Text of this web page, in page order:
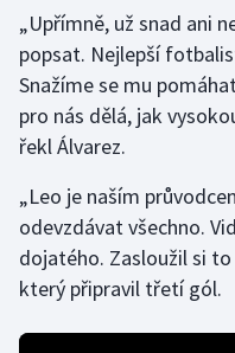
„Upřímně, už snad ani
popsat. Nejlepší
Snažíme se mu
pro nás dělá, jak
řekl Álvarez.
„Leo je naším
odevzdávat všechno.
dojatého. Zasloužil si
který připravil třetí gól.